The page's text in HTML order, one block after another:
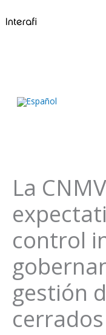
u
La
control
gestión
cerrados